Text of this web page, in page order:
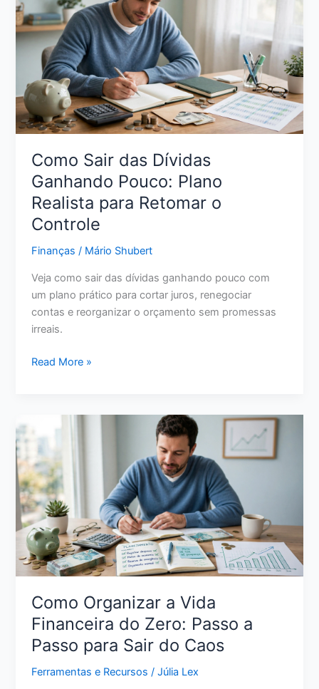
Vale
Mais
a
Pena
para
Seu
Dinheiro
em
Como Sair das Dívidas
Ganhando Pouco: Plano
Realista para Retomar o
Controle
Finanças / Mário Shubert
Veja como sair das dívidas ganhando pouco com
um plano prático para cortar juros, renegociar
contas e reorganizar o orçamento sem promessas
irreais.
Como
Dívidas
Ganhando
Pouco:
Plano
Realista
para
Retomar
o
Controle
Read More »
Como Organizar a Vida
Financeira do Zero: Passo a
Passo para Sair do Caos
Ferramentas e Recursos /Júlia Lex